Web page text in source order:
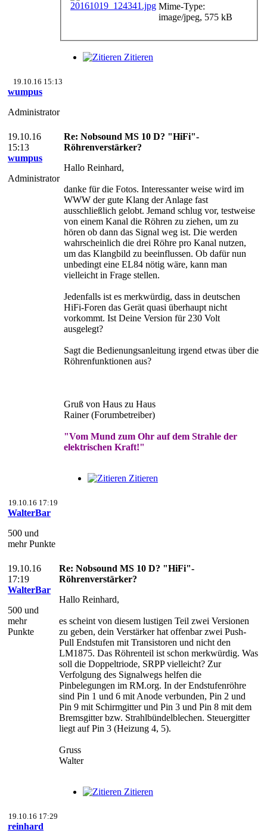
Mime-Type:
image/jpeg, 575 kB
Zitieren
19.10.16 15:13
wumpus
Administrator
19.10.16
15:13
wumpus
Administrator
Re: Nobsound MS 10 D? "HiFi"-
Röhrenverstärker?
Hallo Reinhard,
danke für die Fotos. Interessanter weise wird im
WWW der gute Klang der Anlage fast
ausschließlich gelobt. Jemand schlug vor, testweise
von einem Kanal die Röhren zu ziehen, um zu
hören ob dann das Signal weg ist. Die werden
wahrscheinlich die drei Röhre pro Kanal nutzen,
um das Klangbild zu beeinflussen. Ob dafür nun
unbedingt eine EL84 nötig wäre, kann man
vielleicht in Frage stellen.
Jedenfalls ist es merkwürdig, dass in deutschen
HiFi-Foren das Gerät quasi überhaupt nicht
vorkommt. Ist Deine Version für 230 Volt
ausgelegt?
Sagt die Bedienungsanleitung irgend etwas über die
Röhrenfunktionen aus?
Gruß von Haus zu Haus
Rainer (Forumbetreiber)
"Vom Mund zum Ohr auf dem Strahle der
elektrischen Kraft!"
Zitieren
19.10.16 17:19
WalterBar
500 und
mehr Punkte
19.10.16
17:19
WalterBar
500 und
mehr
Punkte
Re: Nobsound MS 10 D? "HiFi"-
Röhrenverstärker?
Hallo Reinhard,
es scheint von diesem lustigen Teil zwei Versionen
zu geben, dein Verstärker hat offenbar zwei Push-
Pull Endstufen mit Transistoren und nicht den
LM1875. Das Röhrenteil ist schon merkwürdig. Was
soll die Doppeltriode, SRPP vielleicht? Zur
Verfolgung des Signalwegs helfen die
Pinbelegungen im RM.org. In der Endstufenröhre
sind Pin 1 und 6 mit Anode verbunden, Pin 2 und
Pin 9 mit Schirmgitter und Pin 3 und Pin 8 mit dem
Bremsgitter bzw. Strahlbündelblechen. Steuergitter
liegt auf Pin 3 (Heizung 4, 5).
Gruss
Walter
Zitieren
19.10.16 17:29
reinhard